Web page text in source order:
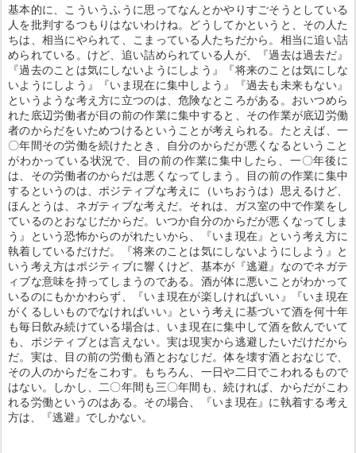
基本的に、こういうふうに思ってなんとかやりすごそうとしている
人を批判するつもりはないわけね。どうしてかというと、その人た
ちは、相当にやられて、こまっている人たちだから。相当に追い詰
められている。けど、追い詰められている人が、『過去は過去だ』
『過去のことは気にしないようにしよう』『将来のことは気にしな
いようにしよう』『いま現在に集中しよう』『過去も未来もない』
というような考え方に立つのは、危険なところがある。おいつめら
れた底辺労働者が目の前の作業に集中すると、その作業が底辺労働
者のからだをいためつけるということが考えられる。たとえば、一
〇年間その労働を続けたとき、自分のからだが悪くなるということ
がわかっている状況で、目の前の作業に集中したら、一〇年後に
は、その労働者のからだは悪くなってしまう。目の前の作業に集中
するというのは、ポジティブな考えに（いちおうは）思えるけど、
ほんとうは、ネガティブな考えだ。それは、ガス室の中で作業をし
ているのとおなじだからだ。いつか自分のからだが悪くなってしま
う』という恐怖からのがれたいから、『いま現在』という考え方に
執着しているだけだ。『将来のことは気にしないようにしよう』と
いう考え方はポジティブに響くけど、基本が『逃避』なのでネガテ
ィブな意味を持ってしまうのである。酒が体に悪いことがわかって
いるのにもかかわらず、『いま現在が楽しければいい』『いま現在
がくるしいものでなければいい』という考えに基づいて酒を何十年
も毎日飲み続けている場合は、いま現在に集中して酒を飲んでいて
も、ポジティブとは言えない。実は現実から逃避したいだけだから
だ。実は、目の前の労働も酒とおなじだ。体を壊す酒とおなじで、
その人のからだをこわす。もちろん、一日や二日でこわれるもので
はない。しかし、二〇年間も三〇年間も、続ければ、からだがこわ
れる労働というのはある。その場合、『いま現在』に執着する考え
方は、『逃避』でしかない。